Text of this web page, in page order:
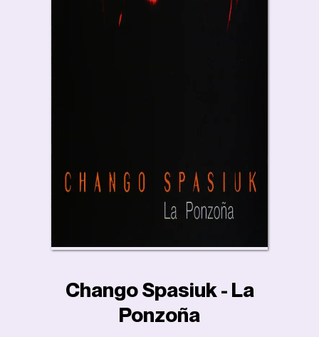
Chango Spasiuk - La
Ponzoña